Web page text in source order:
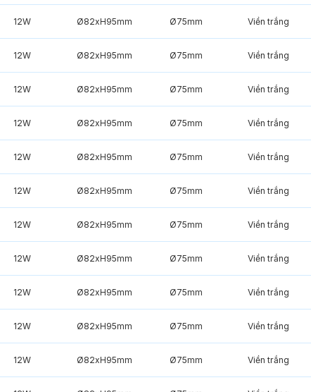
12W Ø82xH95mm Ø75mm Viền trắng
12W Ø82xH95mm Ø75mm Viền trắng
12W Ø82xH95mm Ø75mm Viền trắng
12W Ø82xH95mm Ø75mm Viền trắng
12W Ø82xH95mm Ø75mm Viền trắng
12W Ø82xH95mm Ø75mm Viền trắng
12W Ø82xH95mm Ø75mm Viền trắng
12W Ø82xH95mm Ø75mm Viền trắng
12W Ø82xH95mm Ø75mm Viền trắng
12W Ø82xH95mm Ø75mm Viền trắng
12W Ø82xH95mm Ø75mm Viền trắng